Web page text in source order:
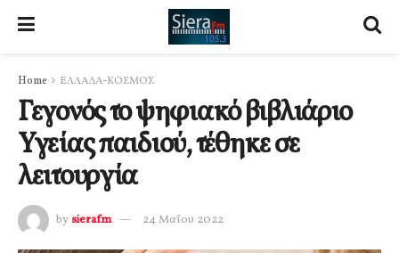
Home ΕΛΛΑΔΑ-ΚΟΣΜΟΣ
Γεγονός το ψηφιακό βιβλιάριο
Υγείας παιδιού, τέθηκε σε
λειτουργία
by sierafm 24 Μαΐου 2022